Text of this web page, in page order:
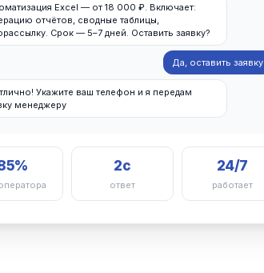
Excel — от 18 000 ₽. Включает:
отчётов, сводные таблицы,
Срок — 5–7 дней. Оставить заявку?
Да, оставить заявку
Укажите ваш телефон и я передам
менеджеру
2с
ответ
24/7
работает